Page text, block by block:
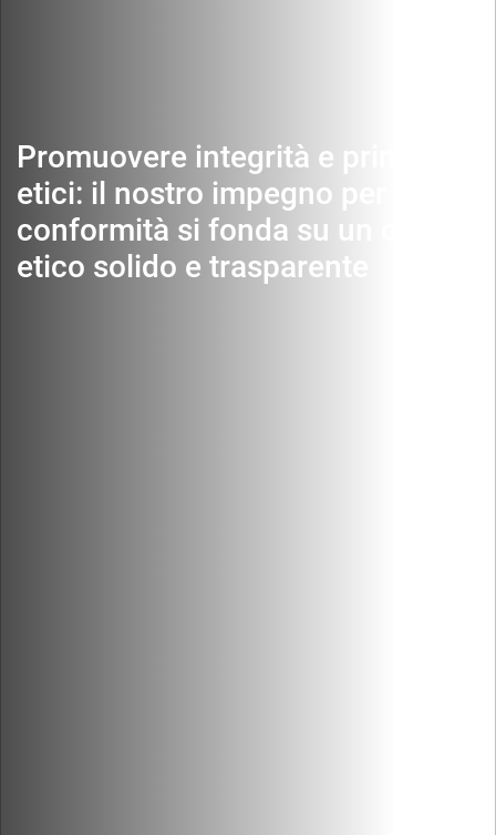
Promuovere integrità e principi
etici: il nostro impegno per la
conformità si fonda su un codice
etico solido e trasparente